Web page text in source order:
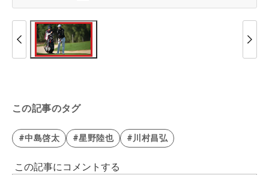
この記事のタグ
#中島啓太 #星野陸也 #川村昌弘